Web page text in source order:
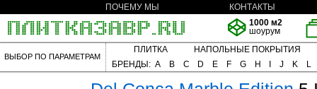
ПОЧЕМУ МЫ
КОНТАКТЫ
1000 м2
шоурум
ВЫБОР ПО ПАРАМЕТРАМ
ПЛИТКА
НАПОЛЬНЫЕ ПОКРЫТИЯ
БРЕНДЫ: A B C D E F G H J K L